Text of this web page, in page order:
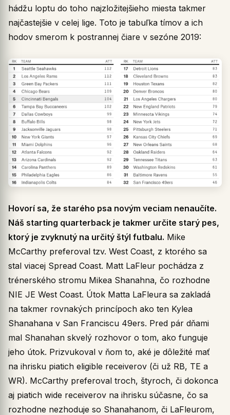
hádžu loptu do toho najzložitejšieho miesta takmer
najčastejšie v celej lige. Toto je tabuľka tímov a ich
hodov smerom k postrannej čiare v sezóne 2019:
Hovorí sa, že starého psa novým veciam nenaučíte.
Náš starting quarterback je takmer určite starý pes,
ktorý je zvyknutý na určitý štýl futbalu. Mike
McCarthy preferoval tzv. West Coast, z ktorého sa
stal viacej Spread Coast. Matt LaFleur pochádza z
trénerského stromu Mikea Shanahna, čo rozhodne
NIE JE West Coast. Útok Matta LaFleura sa zakladá
na takmer rovnakých princípoch ako ten Kylea
Shanahana v San Franciscu 49ers. Pred pár dňami
mal Shanahan skvelý rozhovor o tom, ako funguje
jeho útok. Prizvukoval v ňom to, aké je dôležité mať
na ihrisku piatich eligible receiverov (či už RB, TE a
WR). McCarthy preferoval troch, štyroch, či dokonca
aj piatich wide receiverov na ihrisku súčasne, čo sa
rozhodne nezhoduje so Shanahanom, či LaFleurom,